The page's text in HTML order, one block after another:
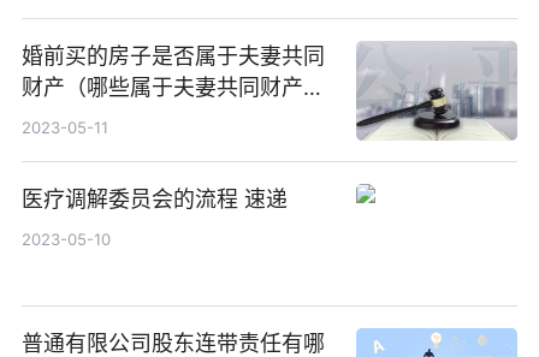
婚前买的房子是否属于夫妻共同
财产（哪些属于夫妻共同财产
吗）
2023-05-11
医疗调解委员会的流程 速递
2023-05-10
普通有限公司股东连带责任有哪